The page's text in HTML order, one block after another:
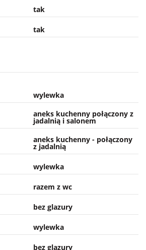
tak
tak
wylewka
aneks kuchenny połączony z
jadalnią i salonem
aneks kuchenny - połączony
z jadalnią
wylewka
razem z wc
bez glazury
wylewka
bez glazury